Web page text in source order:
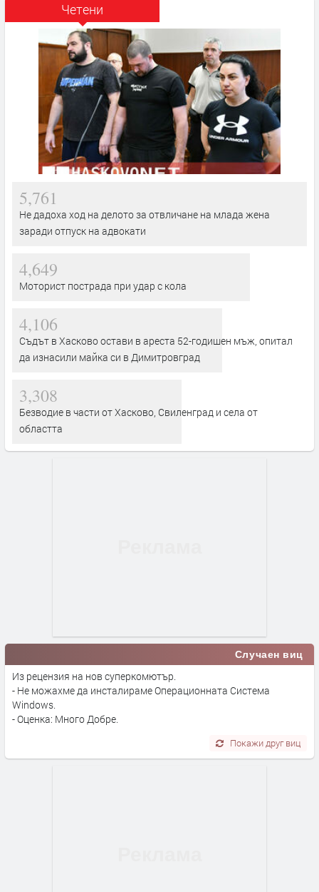
Четени
5,761
Не дадоха ход на делото за отвличане на млада жена
заради отпуск на адвокати
4,649
Моторист пострада при удар с кола
4,106
Съдът в Хасково остави в ареста 52-годишен мъж, опитал
да изнасили майка си в Димитровград
3,308
Безводие в части от Хасково, Свиленград и села от
областта
Случаен виц
Из рецензия на нов суперкомютър.
- Не можахме да инсталираме Операционната Система
Windows.
- Оценка: Много Добре.
Покажи друг виц